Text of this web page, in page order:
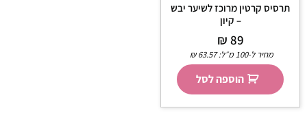
תרסיס קרטין מרוכז לשיער יבש
– קיון
₪89
מחיר ל-100 מ״ל: ₪63.57
הוספה לסל